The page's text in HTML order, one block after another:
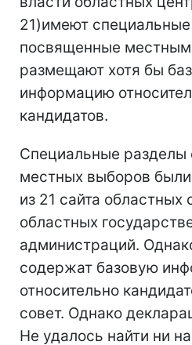
21)имеют
посвященные
размещают хотя бы
информацию
кандидатов.
Специальные разделы
местных выборов
из 21 сайта областных
областных
администраций.
содержат базовую
относительно
совет. Однако
Не удалось найти ни